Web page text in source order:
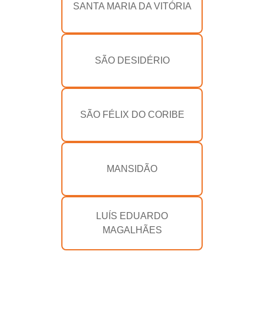
SANTA MARIA DA VITÓRIA
SÃO DESIDÉRIO
SÃO FÉLIX DO CORIBE
MANSIDÃO
LUÍS EDUARDO
MAGALHÃES